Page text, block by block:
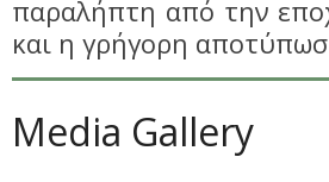
παραλήπτη από την
και η γρήγορη
Media Gallery